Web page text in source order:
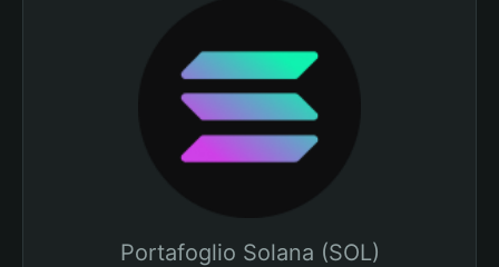
Portafoglio Solana (SOL)